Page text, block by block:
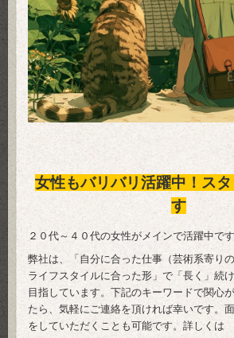
女性もバリバリ活躍中！ス
す
２０代～４０代の女性がメインで活躍中です
弊社は、「自分に合った仕事（芸術系寄り
ライフスタイルに合った形」で「長く」続
目指しています。下記のキーワードで関心
たら、気軽にご連絡を頂ければ幸いです。
をしていただくことも可能です。詳しくは